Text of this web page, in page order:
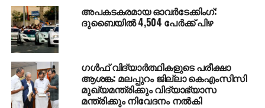
അപകടകരമായ ഓവര്‍ടേക്കിംഗ്:
ദുബൈയില്‍ 4,504 പേര്‍ക്ക് പിഴ
ഗൾഫ് വിദ്യാർത്ഥികളുടെ പരീക്ഷാ
ആശങ്ക: മലപ്പുറം ജില്ലാ കെഎംസിസി
മുഖ്യമന്ത്രിക്കും വിദ്യാഭ്യാസ
മന്ത്രിക്കും നിവേദനം നൽകി